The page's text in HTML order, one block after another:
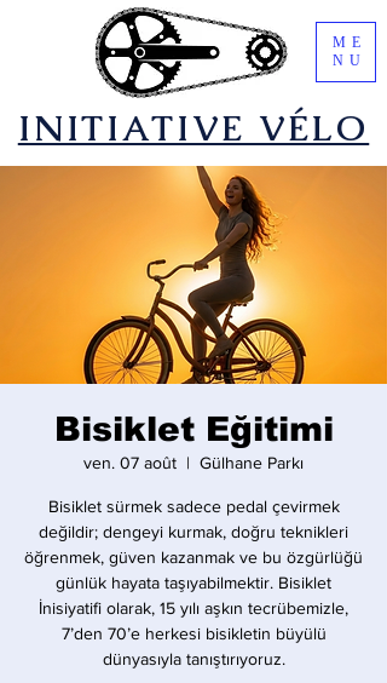
​INITIATIVE VÉLO
ME
NU
Bisiklet Eğitimi
ven. 07 août
  |
Gülhane Parkı
Bisiklet sürmek sadece pedal çevirmek
değildir; dengeyi kurmak, doğru teknikleri
öğrenmek, güven kazanmak ve bu özgürlüğü
günlük hayata taşıyabilmektir. Bisiklet
İnisiyatifi olarak, 15 yılı aşkın tecrübemizle,
7’den 70’e herkesi bisikletin büyülü
dünyasıyla tanıştırıyoruz.